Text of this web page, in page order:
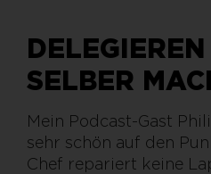
SELBER
Mein Podcast-Gast
sehr schön auf den
Chef repariert keine